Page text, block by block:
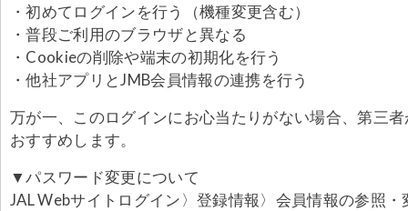
・初めてログインを行う（機種変更含む）
・普段ご利用のブラウザと異なる
・Cookieの削除や端末の初期化を行う
・他社アプリとJMB会員情報の連携を行う
万が一、このログインにお心当たりがない場合、第三
おすすめします。
▼パスワード変更について
JAL Webサイトログイン〉登録情報〉会員情報の参照